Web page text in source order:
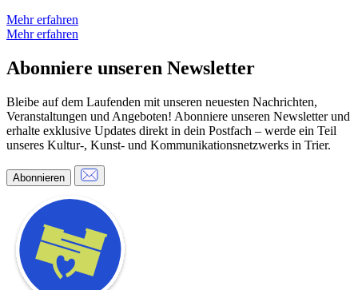
Mehr erfahren
Mehr erfahren
Abonniere unseren Newsletter
Bleibe auf dem Laufenden mit unseren neuesten Nachrichten,
Veranstaltungen und Angeboten! Abonniere unseren Newsletter und
erhalte exklusive Updates direkt in dein Postfach – werde ein Teil
unseres Kultur-, Kunst- und Kommunikationsnetzwerks in Trier.
Abonnieren